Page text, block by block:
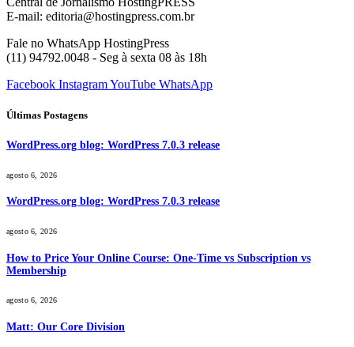
E-mail: editoria@hostingpress.com.br
Fale no WhatsApp HostingPress
(11) 94792.0048 - Seg à sexta 08 às 18h
Facebook InstagramYouTube WhatsApp
Últimas Postagens
WordPress.org blog: WordPress 7.0.3 release
agosto 6, 2026
WordPress.org blog: WordPress 7.0.3 release
agosto 6, 2026
How to Price Your Online Course: One-Time vs Subscription vs
Membership
agosto 6, 2026
Matt: Our Core Division